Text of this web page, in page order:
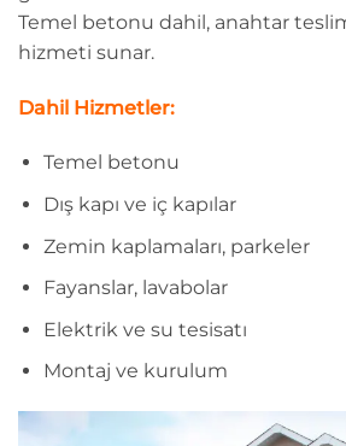
Temel betonu dahil, anahtar
hizmeti sunar.
Dahil Hizmetler:
Temel betonu
Dış kapı ve iç kapılar
Zemin kaplamaları, parkeler
Fayanslar, lavabolar
Elektrik ve su tesisatı
Montaj ve kurulum